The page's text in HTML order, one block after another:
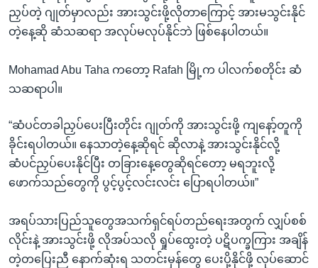
ညှပ်တဲ့ ဂျုတ်မှာလည်း အားသွင်းဖို့လိုတာကြောင့် အားမသွင်းနိုင်
တဲ့နေ့ဆို ဆံသဆရာ အလုပ်မလုပ်နိုင်ဘဲ ဖြစ်နေပါတယ်။
Mohamad Abu Taha ကတော့ Rafah မြို့က ပါလက်စတိုင်း ဆံ
သဆရာပါ။
“ဆံပင်တခါညှပ်ပေးပြီးတိုင်း ဂျုတ်ကို အားသွင်းဖို့ ကျနော့်တူကို
ခိုင်းရပါတယ်။ နေသာတဲ့နေ့ဆိုရင် ဆိုလာနဲ့ အားသွင်းနိုင်လို့
ဆံပင်ညှပ်ပေးနိုင်ပြီး တခြားနေ့တွေဆိုရင်တော့ မရဘူးလို့
ဖောက်သည်တွေကို ပွင့်ပွင့်လင်းလင်း ပြောရပါတယ်။”
အရပ်သားပြည်သူတွေအသက်ရှင်ရပ်တည်ရေးအတွက် လျှပ်စစ်
လိုင်းနဲ့ အားသွင်းဖို့ လိုအပ်သလို ရှုပ်ထွေးတဲ့ ပဋိပက္ခကြား အချိန်
တဲ့တပြေးညီ နောက်ဆုံးရ သတင်းမှန်တွေ ပေးပို့နိုင်ဖို့ လုပ်ဆောင်